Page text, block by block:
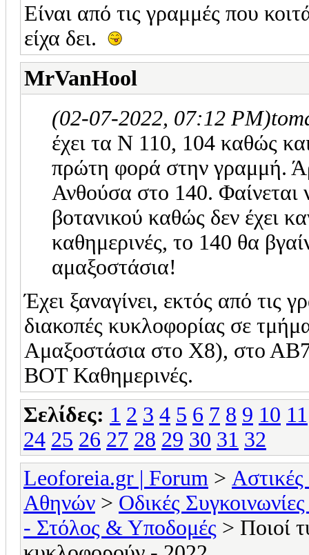
Είναι από τις γραμμές που
είχα δει.
MrVanHool
(02-07-2022, 07:12 PM)
έχει τα Ν 110, 104 καθώς
πρώτη φορά στην γραμμή.
Ανθούσα στο 140. Φαίνεται
βοτανικού καθώς δεν έχει
καθημερινές, το 140 θα
αμαξοστάσια!
Έχει ξαναγίνει, εκτός από τις
διακοπές κυκλοφορίας σε
Αμαξοστάσια στο Χ8), στο
ΒΟΤ Καθημερινές.
Σελίδες: 1 2 3 4 5 6 7 8 9 10 11
24 25 26 27 28 29 30 31 32
Leoforeia.gr | Forum >
Αθηνών > Οδικές
- Στόλος & Υποδομές > Ποιοί